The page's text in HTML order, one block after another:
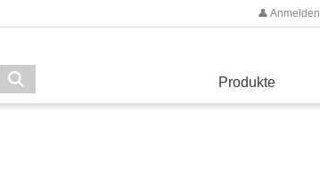
👤 Anmelden
Produkte